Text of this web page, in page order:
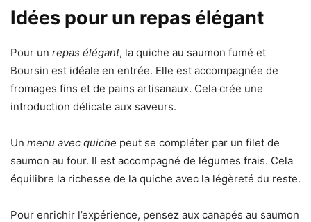
Idées pour un repas élégant
Pour un repas élégant, la quiche au saumon fumé et
Boursin est idéale en entrée. Elle est accompagnée de
fromages fins et de pains artisanaux. Cela crée une
introduction délicate aux saveurs.
Un menu avec quiche peut se compléter par un filet de
saumon au four. Il est accompagné de légumes frais. Cela
équilibre la richesse de la quiche avec la légèreté du reste.
Pour enrichir l’expérience, pensez aux canapés au saumon